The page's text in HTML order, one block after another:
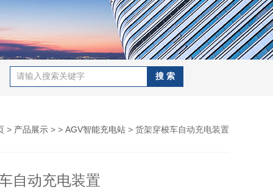
> 产品展示 > > AGV智能充电站 > 货架穿梭车自动充电装置
自动充电装置